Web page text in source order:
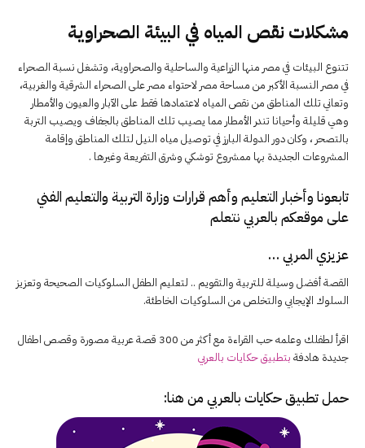
مشكلات نقص المياه في البيئة الصحراوية
تتنوع البيئات في مصر منها الزراعية والساحلية والصحراوية، وتشغل نسبة الصحراء
في مصر النسبة الأكبر من مساحة مصر لاحتواء مصر على الصحراء الشرقية والغربية،
وتعاني تلك المناطق من نقص المياه لاعتمادها فقط على الآبار والعيون والأمطار
وهي قليلة وأحيانا تندر الأمطار مما يصيب تلك المناطق بالجفاف ويصيب التربة
بالتصحر ، وكان دور الدولة البارز في توصيل مياه النيل لتلك المناطق وإقامة
المشروعات الجديدة بها ممشروع توشكي وشرق التفريعة وغيرها .
تابعونا وأخبار التعليم وأهم قرارات وزارة التربية والتعليم الفني
على موقعكم بالعربي نتعلم
عزيزي المربي …
القصة أفضل وسيلة للتربية والتقويم .. لتعليم الطفل السلوكيات الصحيحة وتعزيز
السلوك الإيجابي والتخلص من السلوكيات الخاطئة.
اقرأ لطفلك وعلمه حب القراءة مع أكثر من 300 قصة عربية مصورة وقصص اطفال
جديدة هادفة بتطبيق حكايات بالعربي
حمل تطبيقحكايات بالعربي من هنا: